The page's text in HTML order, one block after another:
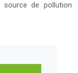
de pollution